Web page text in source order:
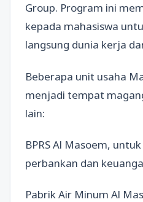
Group. Program ini
kepada mahasiswa
langsung dunia kerja
Beberapa unit usaha
menjadi tempat
lain:
BPRS Al Masoem,
perbankan dan
Pabrik Air Minum Al